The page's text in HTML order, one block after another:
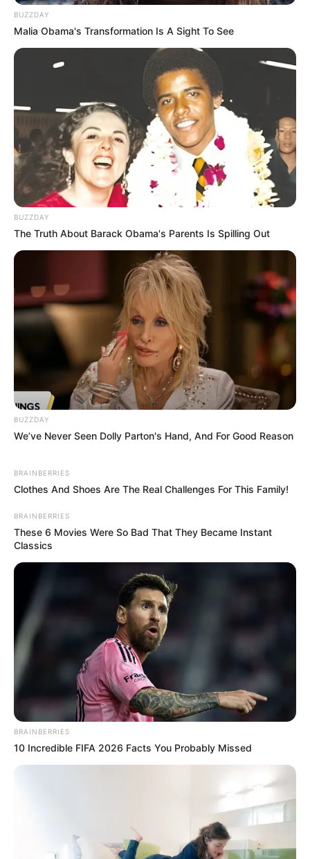
BUZZDAY
Malia Obama's Transformation Is A Sight To See
BUZZDAY
The Truth About Barack Obama's Parents Is Spilling Out
BUZZDAY
We’ve Never Seen Dolly Parton's Hand, And For Good Reason
BRAINBERRIES
Clothes And Shoes Are The Real Challenges For This Family!
BRAINBERRIES
These 6 Movies Were So Bad That They Became Instant
Classics
BRAINBERRIES
10 Incredible FIFA 2026 Facts You Probably Missed